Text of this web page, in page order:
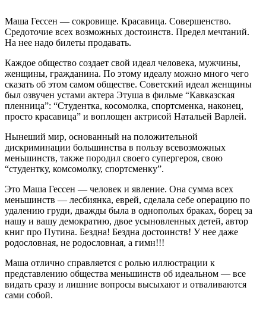
Маша Гессен — сокровище. Красавица. Совершенство.
Средоточие всех возможных достоинств. Предел мечтаний.
На нее надо билеты продавать.
Каждое общество создает свой идеал человека, мужчины,
женщины, гражданина. По этому идеалу можно много чего
сказать об этом самом обществе. Советский идеал женщины
был озвучен устами актера Этуша в фильме “Кавказская
пленница”: “Студентка, косомолка, спортсменка, наконец,
просто красавица” и воплощен актрисой Натальей Варлей.
Нынеший мир, основанный на положительной
дискриминации большинства в пользу всевозможных
меньшинств, также породил своего супергероя, свою
“студентку, комсомолку, спортсменку”.
Это Маша Гессен — человек и явление. Она сумма всех
меньшинств — лесбиянка, еврей, сделала себе операцию по
удалению груди, дважды была в однополых браках, борец за
нашу и вашу демократию, двое усыновленных детей, автор
книг про Путина. Бездна! Бездна достоинств! У нее даже
родословная, не родословная, а гимн!!!
Маша отлично справляется с ролью иллюстрации к
представлению общества меньшинств об идеальном — все
видать сразу и лишние вопросы высыхают и отваливаются
сами собой.